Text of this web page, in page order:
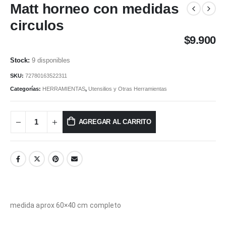
Matt horneo con medidas
circulos
$9.900
9 disponibles
SKU: 72780163522311
Categorías: HERRAMIENTAS, Utensilios y Otras Herramientas
AGREGAR AL CARRITO
medida aprox 60×40 cm completo